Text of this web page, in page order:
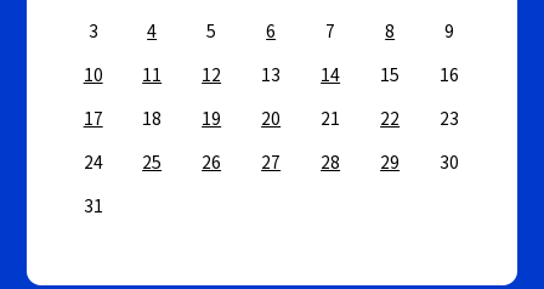
3
4 5 6 7 8
9
10
11 12 13 14 15
16
17
18 19 20 21 22
23
24
25 26 27 28 29
30
31